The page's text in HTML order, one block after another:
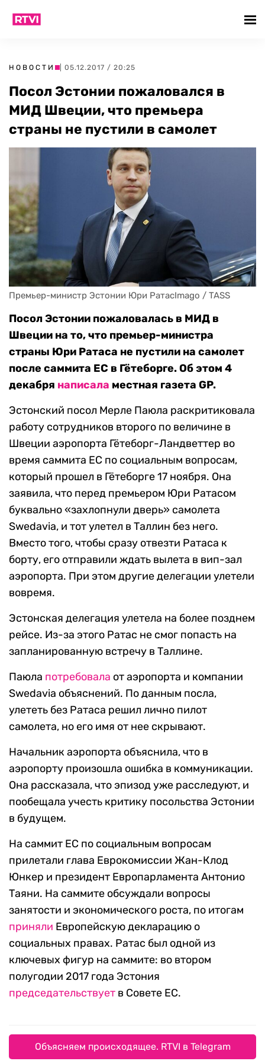
НОВОСТИ | 05.12.2017 / 20:25
Посол Эстонии пожаловался в
МИД Швеции, что премьера
страны не пустили в самолет
Премьер-министр Эстонии Юри РатасImago / TASS
Посол Эстонии пожаловалась в МИД в
Швеции на то, что премьер-министра
страны Юри Ратаса не пустили на самолет
после саммита ЕС в Гётеборге. Об этом 4
декабря написала местная газета GP.
Эстонский посол Мерле Паюла раскритиковала
работу сотрудников второго по величине в
Швеции аэропорта Гётеборг-Ландветтер во
время саммита ЕС по социальным вопросам,
который прошел в Гётеборге 17 ноября. Она
заявила, что перед премьером Юри Ратасом
буквально «захлопнули дверь» самолета
Swedavia, и тот улетел в Таллин без него.
Вместо того, чтобы сразу отвезти Ратаса к
борту, его отправили ждать вылета в вип-зал
аэропорта. При этом другие делегации улетели
вовремя.
Эстонская делегация улетела на более позднем
рейсе. Из-за этого Ратас не смог попасть на
запланированную встречу в Таллине.
Паюла потребовала от аэропорта и компании
Swedavia объяснений. По данным посла,
улететь без Ратаса решил лично пилот
самолета, но его имя от нее скрывают.
Начальник аэропорта объяснила, что в
аэропорту произошла ошибка в коммуникации.
Она рассказала, что эпизод уже расследуют, и
пообещала учесть критику посольства Эстонии
в будущем.
На саммит ЕС по социальным вопросам
прилетали глава Еврокомиссии Жан-Клод
Юнкер и президент Европарламента Антонио
Таяни. На саммите обсуждали вопросы
занятости и экономического роста, по итогам
приняли Европейскую декларацию о
социальных правах. Ратас был одной из
ключевых фигур на саммите: во втором
полугодии 2017 года Эстония
председательствует в Совете ЕС.
Объясняем происходящее. RTVI в Telegram